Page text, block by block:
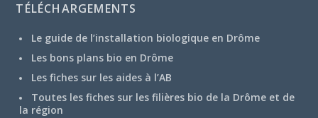
TÉLÉCHARGEMENTS
Le guide de l’installation biologique en Drôme
Les bons plans bio en Drôme
Les fiches sur les aides à l’AB
Toutes les fiches sur les filières bio de la Drôme et de
la région